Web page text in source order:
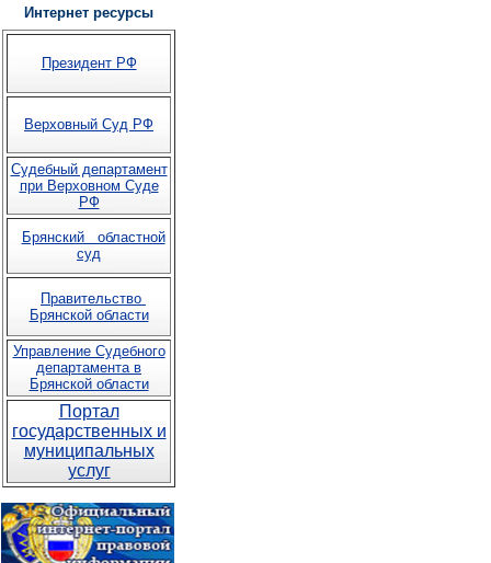
Интернет ресурсы
Президент РФ
Верховный Суд РФ
Судебный департамент
при Верховном Суде
РФ
Брянский областной
суд
Правительство
Брянской области
Управление Судебного
департамента в
Брянской области
Портал
государственных и
муниципальных
услуг